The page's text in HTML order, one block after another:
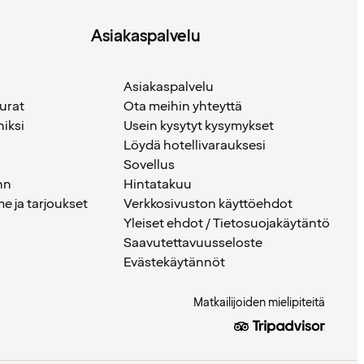
ja tarjoukset
Asiakaspalvelu
Asiakaspalvelu
Ota meihin yhteyttä
Usein kysytyt kysymykset
Löydä hotellivarauksesi
Sovellus
Hintatakuu
Verkkosivuston käyttöehdot
Yleiset ehdot / Tietosuojakäytäntö
Saavutettavuusseloste
Evästekäytännöt
Matkailijoiden mielipiteitä